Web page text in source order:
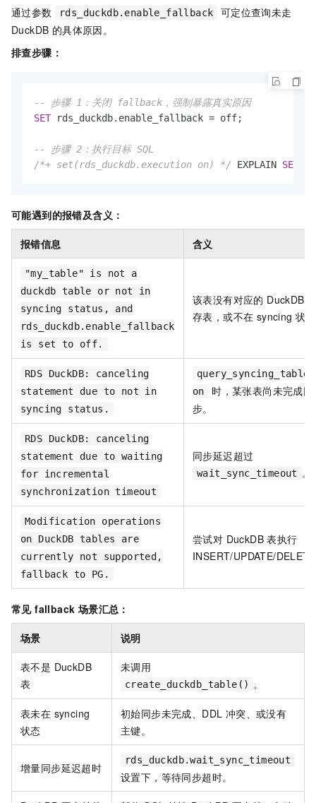
通过参数 rds_duckdb.enable_fallback
可定位查询未走
DuckDB 的具体原因。
排查步骤：
-- 步骤 1：关闭 fallback，强制暴露真实原因
SET rds_duckdb.enable_fallback = off;
-- 步骤 2：执行目标 SQL
/*+ set(rds_duckdb.execution on) */ EXPLAIN SELECT
可能遇到的报错及含义：
报错信息 含义
"my_table" is not a
duckdb table or not in
syncing status, and
rds_duckdb.enable_fallback
is set to off.
该表没有对应的 DuckDB
存表，或不在 syncing 状
RDS DuckDB: canceling
statement due to not in
syncing status.
query_syncing_table
on
时，某张表尚未完成同
步。
RDS DuckDB: canceling
statement due to waiting
for incremental
synchronization timeout
同步延迟超过
wait_sync_timeout 。
Modification operations
on DuckDB tables are
currently not supported,
fallback to PG.
尝试对 DuckDB 表执行
INSERT/UPDATE/
常见 fallback 场景汇总：
场景 说明
表不是 DuckDB
表
未调用
create_duckdb_table() 。
表未在 syncing
状态
初始同步未完成、DDL 冲突、或没有
主键。
增量同步延迟超时
rds_duckdb.wait_sync_timeout
设置下，等待同步超时。